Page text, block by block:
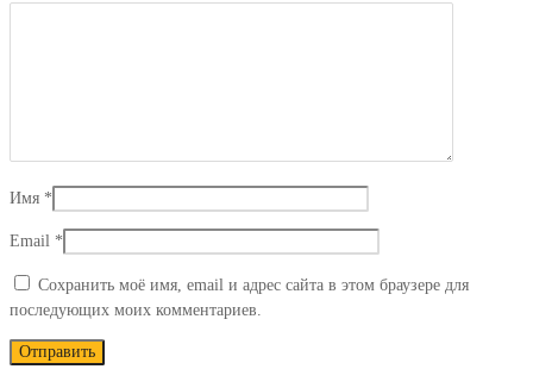
Имя *
Email *
Сохранить моё имя, email и адрес сайта в этом браузере для
последующих моих комментариев.